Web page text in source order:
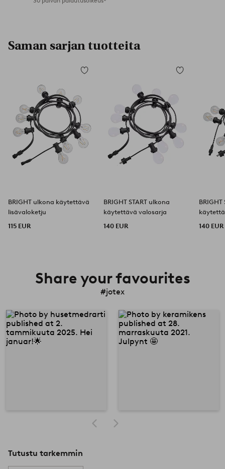
Saman sarjan tuotteita
Lisää
BRIGHT ulkona käytettävä
lisävaloketju
115 EUR
Lisää
BRIGHT START ulkona
käytettävä valosarja
140 EUR
BRIGHT
140 EUR
Share your favourites
#jotex
Tutustu tarkemmin